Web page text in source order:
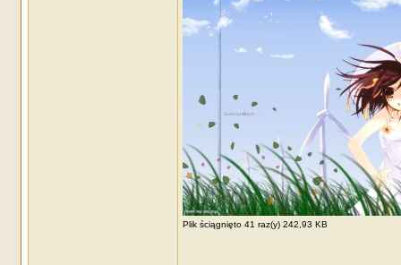
Plik ściągnięto 41 raz(y) 242,93 KB